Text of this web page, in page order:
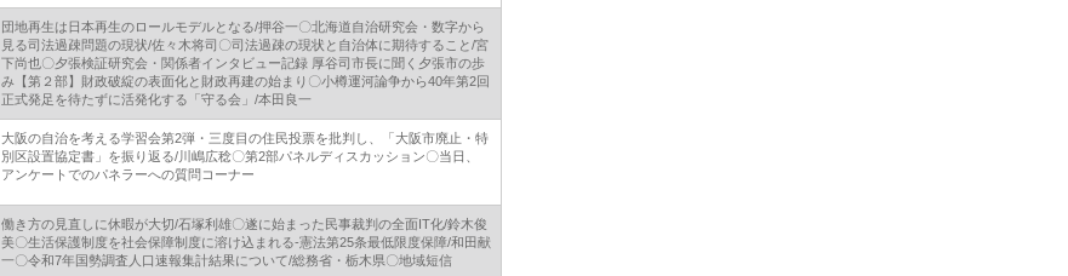
団地再生は日本再生のロールモデルとなる/押谷一〇北海道自治研究会・数字から
見る司法過疎問題の現状/佐々木将司〇司法過疎の現状と自治体に期待すること/宮
下尚也〇夕張検証研究会・関係者インタビュー記録 厚谷司市長に聞く夕張市の歩
み【第２部】財政破綻の表面化と財政再建の始まり〇小樽運河論争から40年第2回
正式発足を待たずに活発化する「守る会」/本田良一
大阪の自治を考える学習会第2弾・三度目の住民投票を批判し、「大阪市廃止・特
別区設置協定書」を振り返る/川嶋広稔〇第2部パネルディスカッション〇当日、
アンケートでのパネラーへの質問コーナー
働き方の見直しに休暇が大切/石塚利雄〇遂に始まった民事裁判の全面IT化/鈴木俊
美〇生活保護制度を社会保障制度に溶け込まれる‐憲法第25条最低限度保障/和田献
一〇令和7年国勢調査人口速報集計結果について/総務省・栃木県〇地域短信